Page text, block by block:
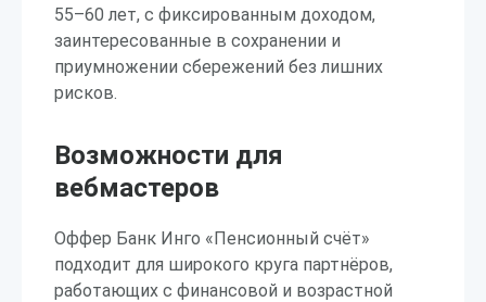
55–60 лет, с фиксированным доходом,
заинтересованные в сохранении и
приумножении сбережений без лишних
рисков.
Возможности для
вебмастеров
Оффер Банк Инго «Пенсионный счёт»
подходит для широкого круга партнёров,
работающих с финансовой и возрастной